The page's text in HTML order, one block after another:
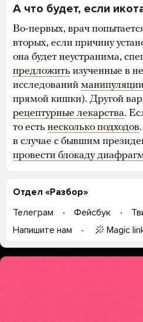
А что будет, если
Во-первых, врач
вторых, если причину
она будет неустранима,
предложить изученные в
исследований
прямой кишки). Другой
рецептурные лекарства.
то есть несколько подходов
в случае с бывшим
провести блокаду
Отдел «Разбор»
Телеграм
Фейсбук
Напишите нам
Magic